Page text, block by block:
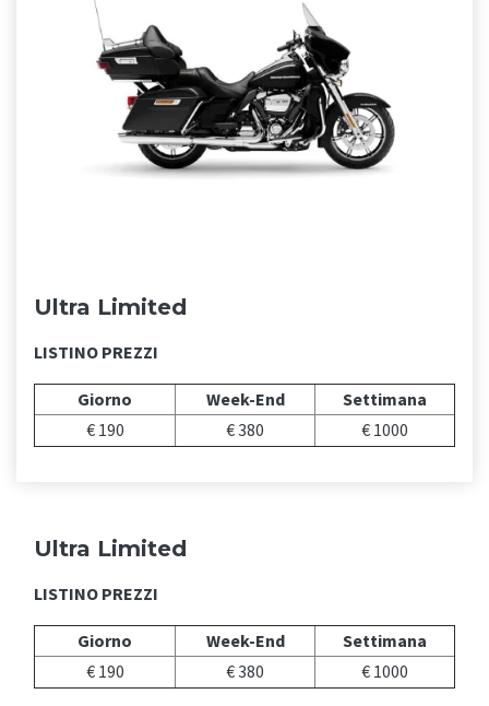
Ultra Limited
LISTINO PREZZI
Giorno Week-End
Settimana
€ 190
€ 380 € 1000
Ultra Limited
LISTINO PREZZI
Giorno Week-End
Settimana
€ 190
€ 380 € 1000